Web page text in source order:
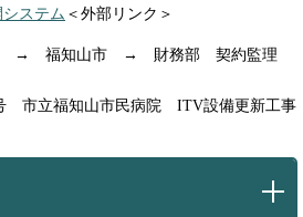
ステム ＜外部リンク＞
→ 福知山市 → 財務部 契約監理
知山市民病院 ITV設備更新工事